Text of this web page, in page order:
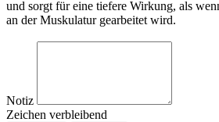
und sorgt für eine tiefere Wirkung, als
an der Muskulatur gearbeitet wird.
Notiz
Zeichen verbleibend